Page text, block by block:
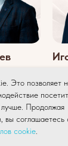
отдела
Это позволяет
Продолжая
вы соглашаетесь
cookie